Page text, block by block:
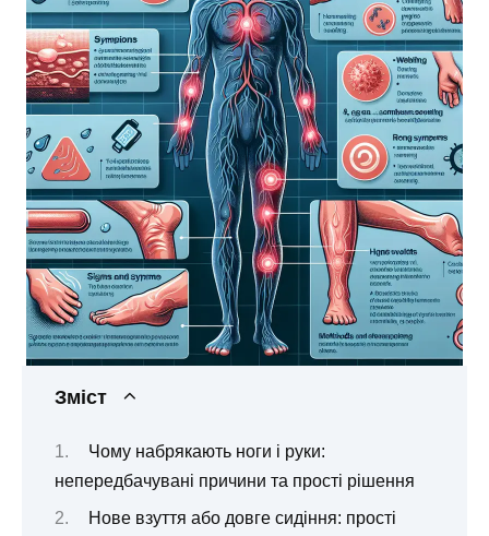
Зміст
Чому набрякають ноги і руки:
непередбачувані причини та прості рішення
Нове взуття або довге сидіння: прості